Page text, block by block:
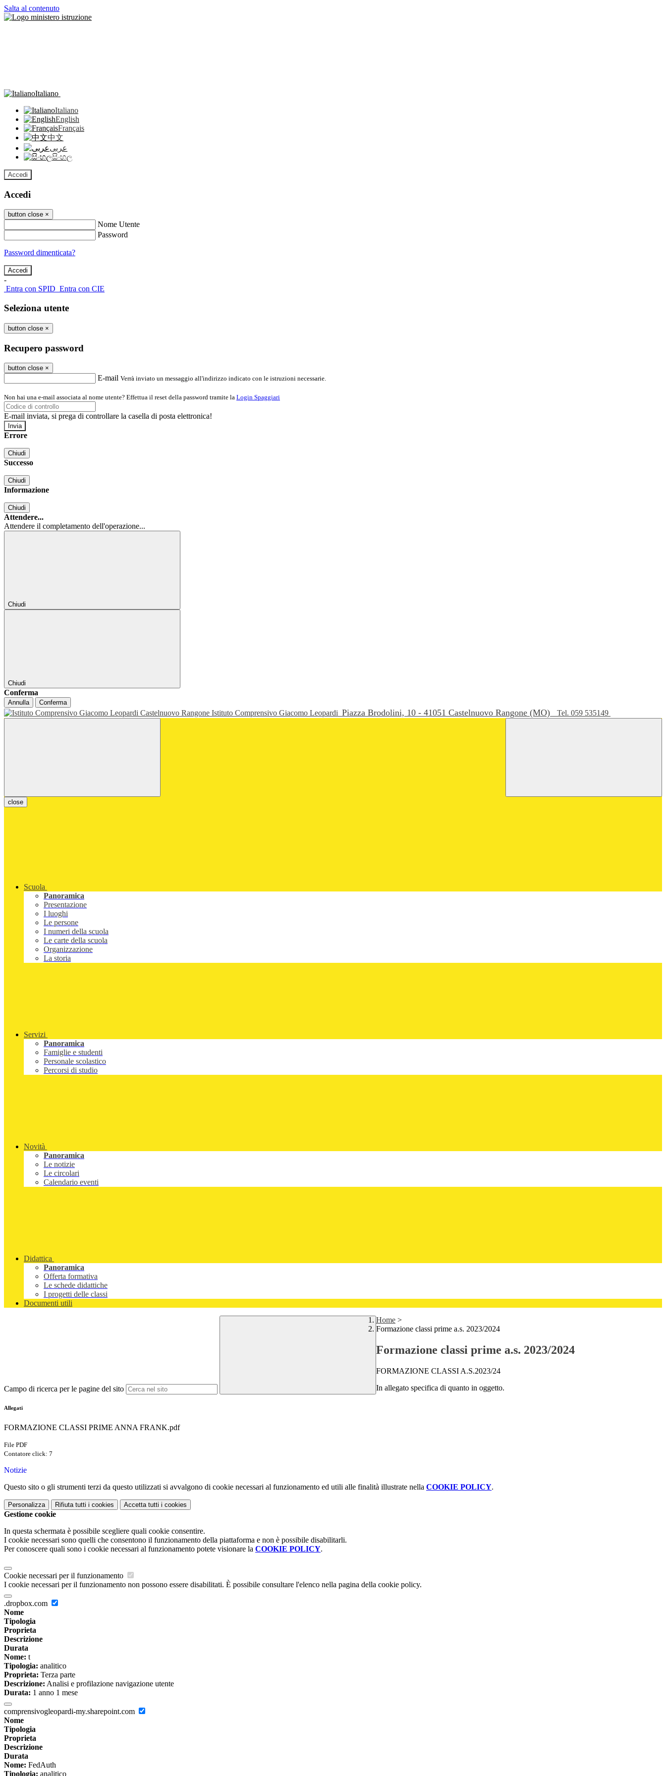
Salta al contenuto
Italiano
Italiano
English
Français
中文
عربى
සිංහල
Accedi
Accedi
button close ×
Nome Utente
Password
Password dimenticata?
-
Entra con SPID Entra con CIE
Seleziona utente
button close ×
Recupero password
button close ×
E-mail Verrà inviato un messaggio all'indirizzo indicato con le istruzioni necessarie.
Non hai una e-mail associata al nome utente? Effettua il reset della password tramite la Login Spaggiari
E-mail inviata, si prega di controllare la casella di posta elettronica!
Errore
Chiudi
Successo
Chiudi
Informazione
Chiudi
Attendere...
Attendere il completamento dell'operazione...
Chiudi
Chiudi
Conferma
Annulla Conferma
Istituto Comprensivo Giacomo Leopardi Piazza Brodolini, 10 - 41051 Castelnuovo Rangone (MO) Tel. 059 535149
close
Scuola
Panoramica
Presentazione
I luoghi
Le persone
I numeri della scuola
Le carte della scuola
Organizzazione
La storia
Servizi
Panoramica
Famiglie e studenti
Personale scolastico
Percorsi di studio
Novità
Panoramica
Le notizie
Le circolari
Calendario eventi
Didattica
Panoramica
Offerta formativa
Le schede didattiche
I progetti delle classi
Documenti utili
Campo di ricerca per le pagine del sito
Home >
Formazione classi prime a.s. 2023/2024
Formazione classi prime a.s. 2023/2024
FORMAZIONE CLASSI A.S.2023/24
In allegato specifica di quanto in oggetto.
Allegati
FORMAZIONE CLASSI PRIME ANNA FRANK.pdf
File PDF
Contatore click: 7
Notizie
Questo sito o gli strumenti terzi da questo utilizzati si avvalgono di cookie necessari al funzionamento ed utili alle finalità illustrate nella COOKIE POLICY.
Personalizza Rifiuta tutti i cookies Accetta tutti i cookies
Gestione cookie
In questa schermata è possibile scegliere quali cookie consentire.
I cookie necessari sono quelli che consentono il funzionamento della piattaforma e non è possibile disabilitarli.
Per conoscere quali sono i cookie necessari al funzionamento potete visionare la COOKIE POLICY.
Cookie necessari per il funzionamento
I cookie necessari per il funzionamento non possono essere disabilitati. È possibile consultare l'elenco nella pagina della cookie policy.
.dropbox.com
Nome
Tipologia
Proprieta
Descrizione
Durata
Nome: t
Tipologia: analitico
Proprieta: Terza parte
Descrizione: Analisi e profilazione navigazione utente
Durata: 1 anno 1 mese
comprensivogleopardi-my.sharepoint.com
Nome
Tipologia
Proprieta
Descrizione
Durata
Nome: FedAuth
Tipologia: analitico